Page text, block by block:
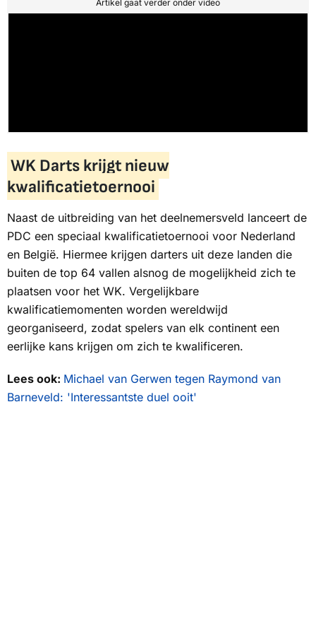
Artikel gaat verder onder video
WK Darts krijgt nieuw
kwalificatietoernooi
Naast de uitbreiding van het deelnemersveld lanceert de
PDC een speciaal kwalificatietoernooi voor Nederland
en België. Hiermee krijgen darters uit deze landen die
buiten de top 64 vallen alsnog de mogelijkheid zich te
plaatsen voor het WK. Vergelijkbare
kwalificatiemomenten worden wereldwijd
georganiseerd, zodat spelers van elk continent een
eerlijke kans krijgen om zich te kwalificeren.
Lees ook: Michael van Gerwen tegen Raymond van
Barneveld: 'Interessantste duel ooit'